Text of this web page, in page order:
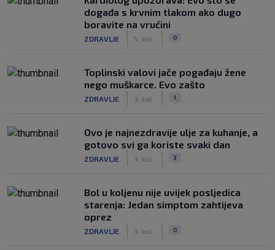
događa s krvnim tlakom ako dugo
boravite na vrućini
ZDRAVLJE 5. kol. 0
Toplinski valovi jače pogađaju žene
nego muškarce. Evo zašto
ZDRAVLJE 3. kol. 1
Ovo je najnezdravije ulje za kuhanje, a
gotovo svi ga koriste svaki dan
ZDRAVLJE 3. kol. 3
Bol u koljenu nije uvijek posljedica
starenja: Jedan simptom zahtijeva
oprez
ZDRAVLJE 3. kol. 0